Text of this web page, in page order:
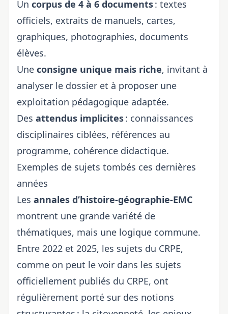
Un corpus de 4 à 6 documents: textes
officiels, extraits de manuels, cartes,
graphiques, photographies, documents
élèves.
Une consigne unique mais riche, invitant à
analyser le dossier et à proposer une
exploitation pédagogique adaptée.
Des attendus implicites: connaissances
disciplinaires ciblées, références au
programme, cohérence didactique.
Exemples de sujets tombés ces dernières
années
Les annales d’histoire-géographie-EMC
montrent une grande variété de
thématiques, mais une logique commune.
Entre 2022 et 2025, les sujets du CRPE,
comme on peut le voir dans les sujets
officiellement publiés du CRPE, ont
régulièrement porté sur des notions